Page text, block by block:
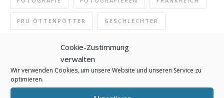
Cookie-Zustimmung
verwalten
Wir verwenden Cookies, um unsere Website und unseren Service zu
optimieren.
FRU ÖTTENPÖTTER GESCHLECHTER
KIRCHENMUSIK KLASSIK
KONZERT